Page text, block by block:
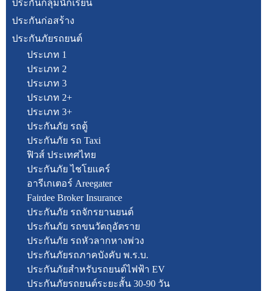
ประกันกลุ่มนักเรียน
ประกันก่อสร้าง
ประกันภัยรถยนต์
ประเภท 1
ประเภท 2
ประเภท 3
ประเภท 2+
ประเภท 3+
ประกันภัย รถตู้
ประกันภัย รถ Taxi
ฟิวส์ ประเทศไทย
ประกันภัย ไชโยแคร์
อารีเกเตอร์ Areegater
Fairdee Broker Insurance
ประกันภัย รถจักรยานยนต์
ประกันภัย รถขนวัตถุอัตราย
ประกันภัย รถหัวลากหางพ่วง
ประกันภัยรถภาคบังคับ พ.ร.บ.
ประกันภัยสำหรับรถยนต์ไฟฟ้า EV
ประกันภัยรถยนต์ระยะสั้น 30-90 วัน